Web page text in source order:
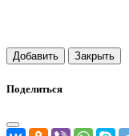
Добавить Закрыть
Поделиться